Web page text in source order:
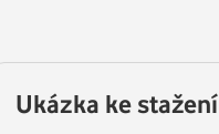
Ukázka ke stažení